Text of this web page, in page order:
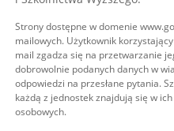
Strony dostępne w domenie
mailowych. Użytkownik
mail zgadza się na przetwarzanie
dobrowolnie podanych danych w
odpowiedzi na przesłane pytania.
każdą z jednostek znajdują się w
osobowych.